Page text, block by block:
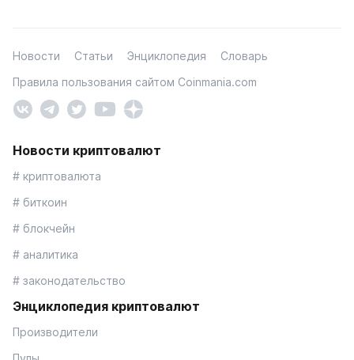
Новости Статьи Энциклопедия
Словарь
Правила пользования сайтом Coinmania.com
Новости криптовалют
# криптовалюта
# биткоин
# блокчейн
# аналитика
# законодательство
Энциклопедия криптовалют
Производители